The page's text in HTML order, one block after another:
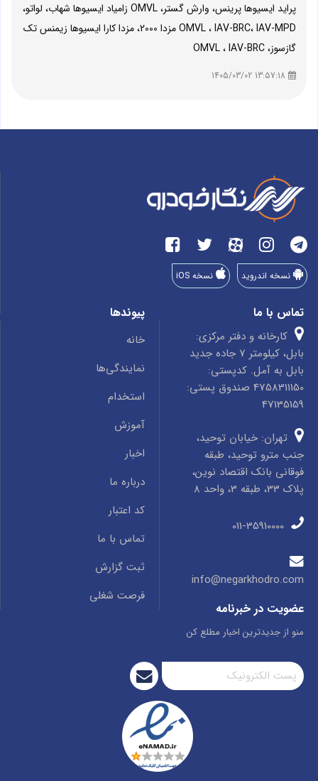
پراید ایسیوها پرینس، وارش گستر، OMVL زامیاد ایسیوها شهاب، لواتو،
OMVL ، IAV-BRC، IAV-MPD مزدا 2000، مزدا کارا ایسیوها زیمنس تک
گازسوز، OMVL ، IAV-BRC
نسخه اندروید نسخه iOS
تماس با ما
کارخانه و دفتر مرکزی:
بابل، کیلومتر 7 جاده جدید
بابل به آمل. کدپستی:
4758311150 صندوق پستی:
47135159
تهران: خیابان توحید،
جنب مترو توحید، طبقه
فوقانی بانک اقتصاد نوین،
پلاک 33، طبقه 3، واحد 8
info@negarkhodro.com
پیوندها
خانه
نمایندگی‌ها
استخدام
آموزش
اخبار
درباره ما
کد اعتبار
تماس با ما
ثبت گزارش
فرصت شغلی
عضویت در خبرنامه
منو از جدیدترین اخبار مطلع کن